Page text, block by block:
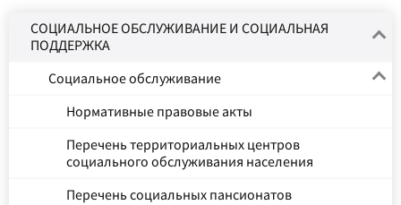
СОЦИАЛЬНОЕ ОБСЛУЖИВАНИЕ И СОЦИАЛЬНАЯ
ПОДДЕРЖКА
Социальное обслуживание
Нормативные правовые акты
Перечень территориальных центров
социального обслуживания населения
Перечень социальных пансионатов